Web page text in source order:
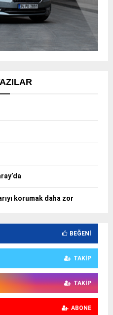
korumak daha zor
BEĞENI
TAKIP
TAKIP
ABONE